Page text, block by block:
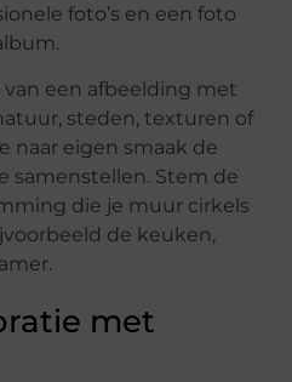
foto’s en een foto
een afbeelding met
steden, texturen of
naar eigen smaak de
samenstellen. Stem de
die je muur cirkels
de keuken,
met